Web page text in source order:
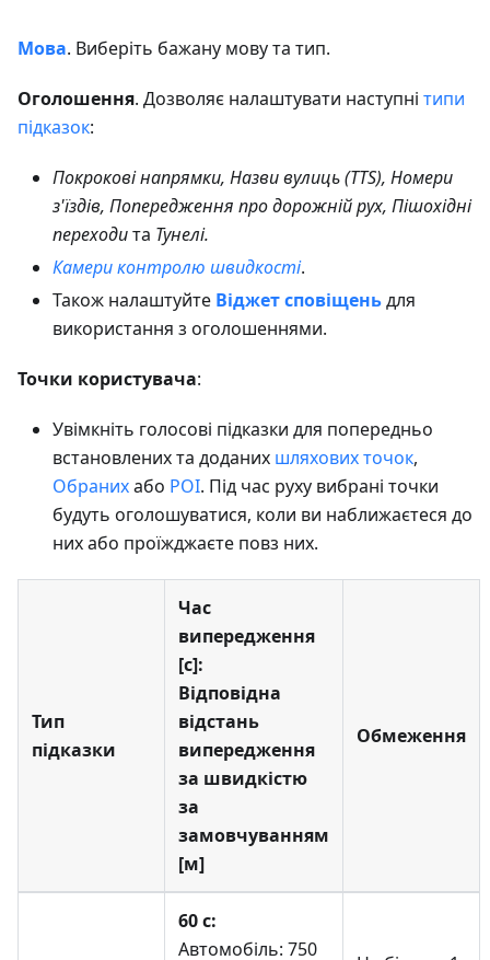
Мова. Виберіть бажану мову та тип.
Оголошення. Дозволяє налаштувати наступні типи
підказок:
Покрокові напрямки, Назви вулиць (TTS), Номери
з'їздів, Попередження про дорожній рух, Пішохідні
переходита Тунелі.
Камери контролю швидкості.
Також налаштуйте Віджет сповіщеньдля
використання з оголошеннями.
Точки користувача:
Увімкніть голосові підказки для попередньо
встановлених та доданих шляхових точок,
Обранихабо POI. Під час руху вибрані точки
будуть оголошуватися, коли ви наближаєтеся до
них або проїжджаєте повз них.
Тип
підказки
Час
випередження
[с]:
Відповідна
відстань
випередження
за швидкістю
за
замовчуванням
[м]
Обмеження
60 с:
Автомобіль: 750